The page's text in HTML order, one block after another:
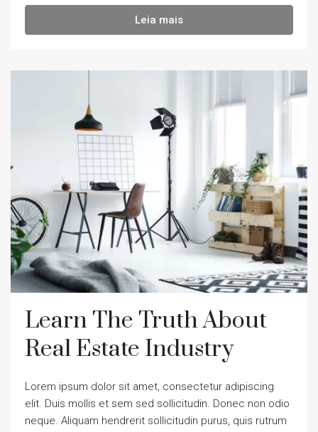
Leia mais
Learn The Truth About
Real Estate Industry
Lorem ipsum dolor sit amet, consectetur adipiscing
elit. Duis mollis et sem sed sollicitudin. Donec non odio
neque. Aliquam hendrerit sollicitudin purus, quis rutrum